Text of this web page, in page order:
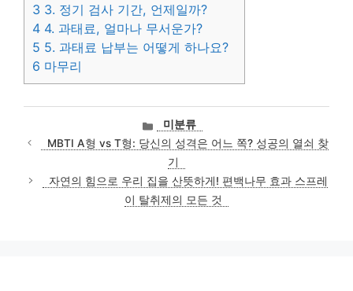
3 3. 정기 검사 기간, 언제일까?
4 4. 과태료, 얼마나 무서운가?
5 5. 과태료 납부는 어떻게 하나요?
6 마무리
카
테
고
미분류
MBTI A형 vs T형: 당신의 성격은 어느 쪽? 성공의 열쇠 찾
기
자연의 힘으로 우리 집을 산뜻하게! 편백나무 효과 스프레
이 탈취제의 모든 것